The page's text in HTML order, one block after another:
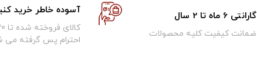
گارانتی 6 ماه تا 2 سال
ضمانت کیفیت کلیه محصولات
آسوده خاطر خرید
احترام پس گرفته می